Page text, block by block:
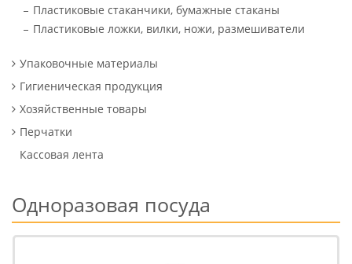
Пластиковые стаканчики, бумажные стаканы
Пластиковые ложки, вилки, ножи, размешиватели
Упаковочные материалы
Гигиеническая продукция
Хозяйственные товары
Перчатки
Кассовая лента
Одноразовая посуда